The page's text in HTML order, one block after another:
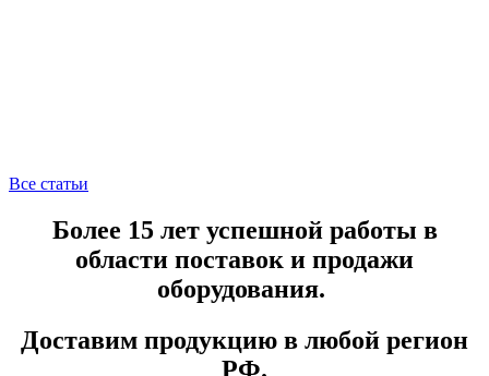
Все статьи
Более 15 лет успешной работы в
области поставок и продажи
оборудования.
Доставим продукцию в любой регион
РФ.